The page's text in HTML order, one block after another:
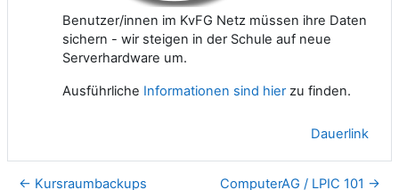
Benutzer/innen im KvFG Netz müssen ihre Daten
sichern - wir steigen in der Schule auf neue
Serverhardware um.
Ausführliche Informationen sind hierzu finden.
Dauerlink
← Kursraumbackups ComputerAG / LPIC 101 →